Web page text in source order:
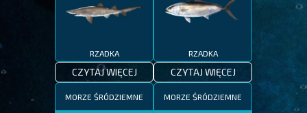
RZADKA
CZYTAJ WIĘCEJ
RZADKA
CZYTAJ WIĘCEJ
MORZE ŚRÓDZIEMNE MORZE ŚRÓDZIEMNE